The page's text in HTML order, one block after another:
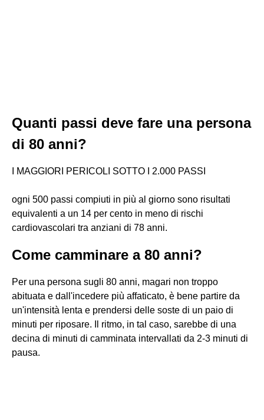
Quanti passi deve fare una persona
di 80 anni?
I MAGGIORI PERICOLI SOTTO I 2.000 PASSI
ogni 500 passi compiuti in più al giorno sono risultati
equivalenti a un 14 per cento in meno di rischi
cardiovascolari tra anziani di 78 anni.
Come camminare a 80 anni?
Per una persona sugli 80 anni, magari non troppo
abituata e dall'incedere più affaticato, è bene partire da
un'intensità lenta e prendersi delle soste di un paio di
minuti per riposare. Il ritmo, in tal caso, sarebbe di una
decina di minuti di camminata intervallati da 2-3 minuti di
pausa.